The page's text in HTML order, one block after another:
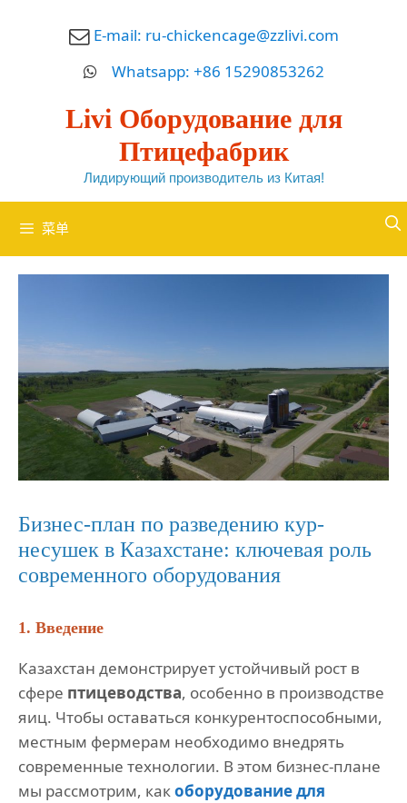
E-mail: ru-chickencage@zzlivi.com
Whatsapp: +86 15290853262
Livi Оборудование для
Птицефабрик
Лидирующий производитель из Китая!
菜单
Бизнес-план по разведению кур-
несушек в Казахстане: ключевая роль
современного оборудования
1. Введение
Казахстан демонстрирует устойчивый рост в
сфере птицеводства, особенно в производстве
яиц. Чтобы оставаться конкурентоспособными,
местным фермерам необходимо внедрять
современные технологии. В этом бизнес-плане
мы рассмотрим, какоборудование для